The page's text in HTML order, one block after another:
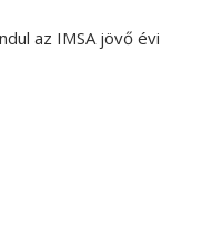
az IMSA jövő évi